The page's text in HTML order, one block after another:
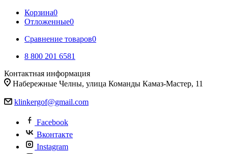
Корзина0
Отложенные0
Сравнение товаров0
8 800 201 6581
Контактная информация
Набережные Челны, улица Команды Камаз-Мастер, 11
klinkergof@gmail.com
Facebook
Вконтакте
Instagram